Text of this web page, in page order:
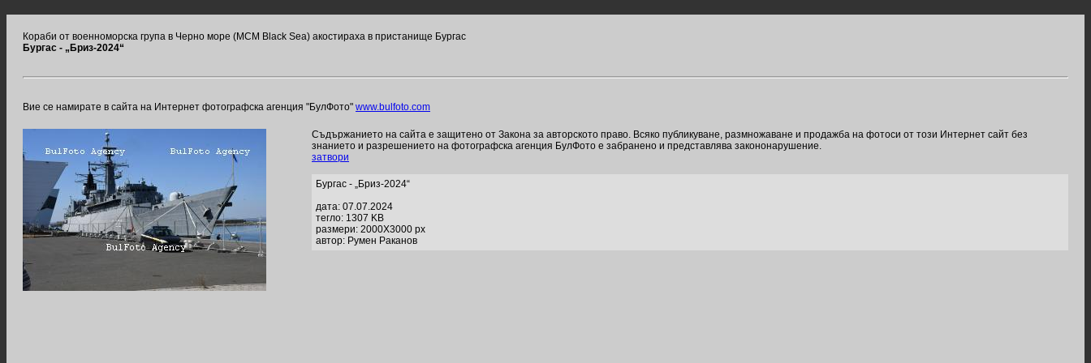
Кораби от военноморска група в Черно море (MCM Black Sea) акостираха в пристанище Бургас
Бургас - „Бриз-2024“
Вие се намирате в сайта на Интернет фотографска агенция "БулФото" www.bulfoto.com
Съдържанието на сайта е защитено от Закона за авторското право. Всяко публикуване, размножаване и продажба на фотоси от този Интернет сайт без
знанието и разрешението на фотографска агенция БулФото е забранено и представлява закононарушение.
затвори
Бургас - „Бриз-2024“
дата: 07.07.2024
тегло: 1307 KB
размери: 2000X3000 px
автор: Румен Раканов